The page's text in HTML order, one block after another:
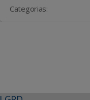
Categorias: